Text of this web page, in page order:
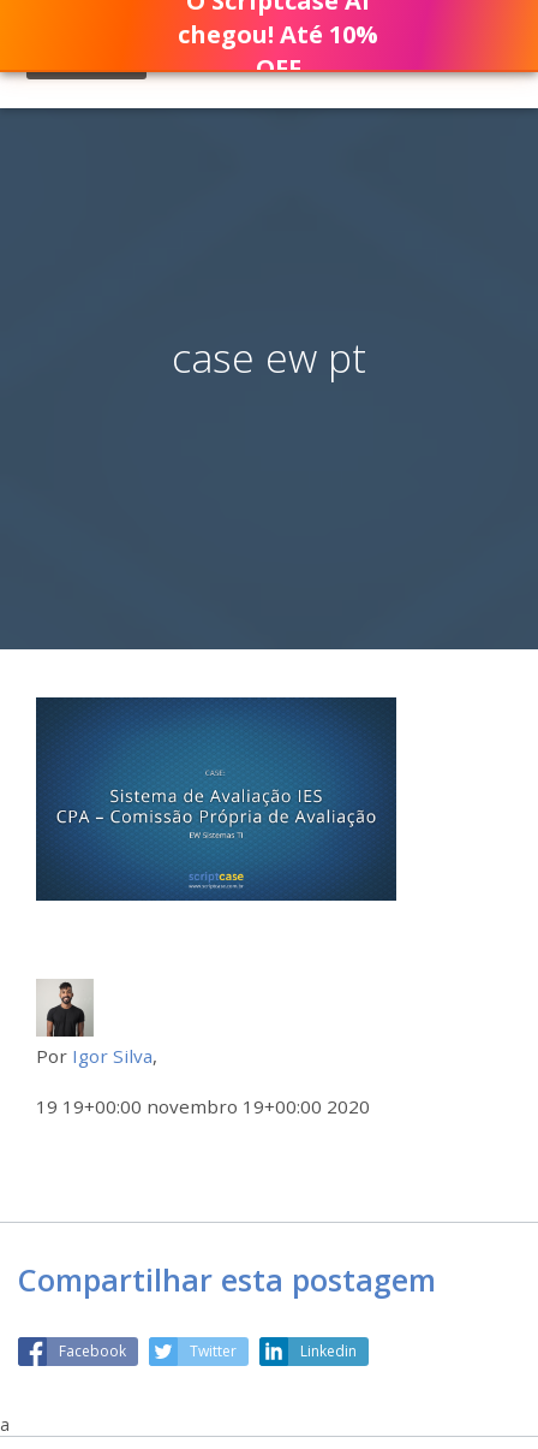
case ew pt
Por Igor Silva,
19 19+00:00 novembro 19+00:00 2020
Compartilhar esta postagem
Facebook Twitter Linkedin
a
chegou! Até 10%
OFF